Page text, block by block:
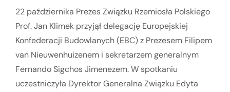
22 października Prezes Związku Rzemiosła Polskiego
Prof. Jan Klimek przyjął delegację Europejskiej
Konfederacji Budowlanych (EBC) z Prezesem Filipem
van Nieuwenhuizenem i sekretarzem generalnym
Fernando Sigchos Jimenezem. W spotkaniu
uczestniczyła Dyrektor Generalna Związku Edyta